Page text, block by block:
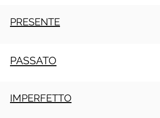
PRESENTE
PASSATO
IMPERFETTO